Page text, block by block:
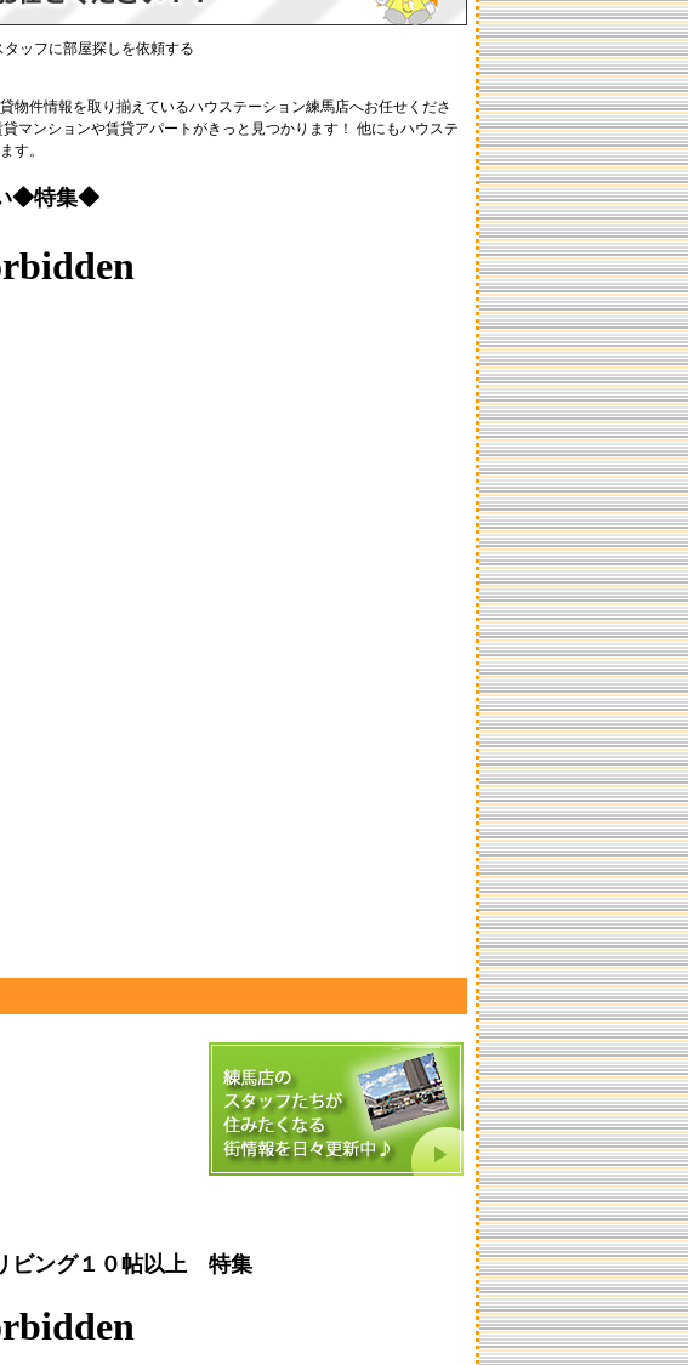
ッフに部屋探しを依頼する
物件情報を取り揃えているハウステーション練馬店へお任せくださ
マンションや賃貸アパートがきっと見つかります！ 他にもハウステ
す。
◆特集◆
ビング１０帖以上 特集